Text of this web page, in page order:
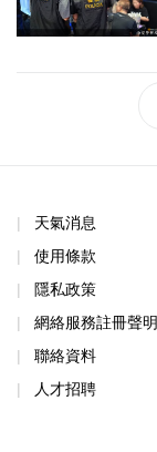
天氣消息
使用條款
隱私政策
網絡服務註冊聲明
聯絡資料
人才招聘